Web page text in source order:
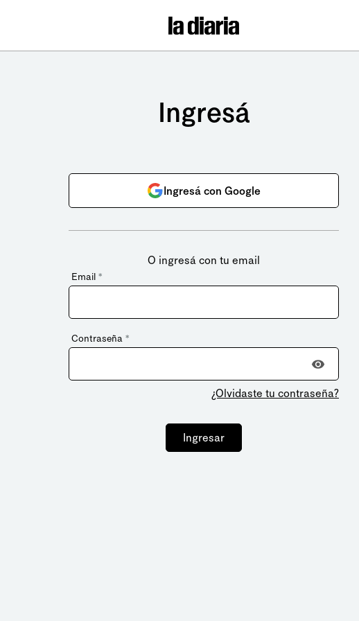
Ingresá
Ingresá con Google
O ingresá con tu email
Email *
Contraseña *
¿Olvidaste tu contraseña?
Ingresar